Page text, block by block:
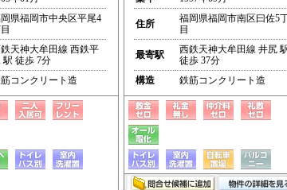
県福岡市中央区平尾4
天神大牟田線 西鉄平
駅 徒歩 7分
コンクリート造
住所
福岡県福岡市南区曰佐5
目
最寄駅
西鉄天神大牟田線 井尻
徒歩 37分
構造
鉄筋コンクリート造